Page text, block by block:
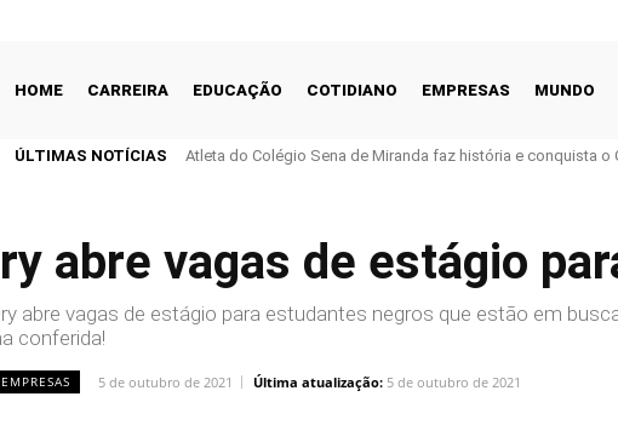
HOME CARREIRA EDUCAÇÃO COTIDIANO EMPRESAS MUNDO
ÚLTIMAS NOTÍCIAS Atleta do Colégio Sena de Miranda faz história e conquista o
abre vagas de estágio
abre vagas de estágio para estudantes negros que estão em
conferida!
EMPRESAS 5 de outubro de 2021 Última atualização: 5 de outubro de 2021